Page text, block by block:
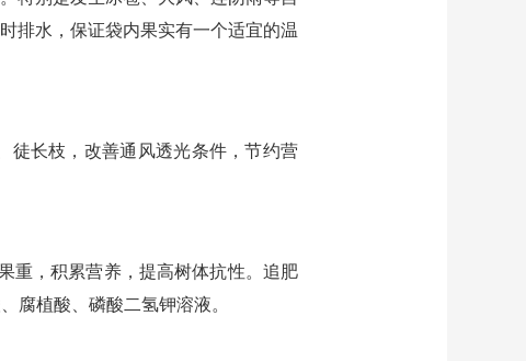
排水，保证袋内果实有一个适宜的温
徒长枝，改善通风透光条件，节约营
重，积累营养，提高树体抗性。追肥
腐植酸、磷酸二氢钾溶液。